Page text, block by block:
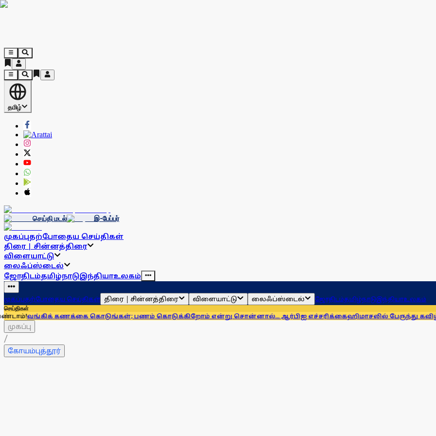
தமிழ்
செய்தி மடல் இ-பேப்பர்
முகப்புதற்போதைய செய்திகள்
திரை | சின்னத்திரை
விளையாட்டு
லைஃப்ஸ்டைல்
ஜோதிடம்தமிழ்நாடுஇந்தியாஉலகம்
முகப்புதற்போதைய செய்திகள் திரை | சின்னத்திரை விளையாட்டு லைஃப்ஸ்டைல் ஜோதிடம்தமிழ்நாடுஇந்தியாஉலகம்
செய்திகள்
கணக்கை கொடுங்கள்; பணம் கொடுக்கிறோம் என்று சொன்னால்... ஆர்பிஐ எச்சரிக்கைஹிமாசலில் பேருந்து கவிழ்ந்து
முகப்பு
/
கோயம்புத்தூர்